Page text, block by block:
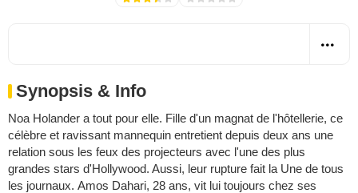
Synopsis & Info
Noa Holander a tout pour elle. Fille d'un magnat de l'hôtellerie, ce
célèbre et ravissant mannequin entretient depuis deux ans une
relation sous les feux des projecteurs avec l'une des plus
grandes stars d'Hollywood. Aussi, leur rupture fait la Une de tous
les journaux. Amos Dahari, 28 ans, vit lui toujours chez ses